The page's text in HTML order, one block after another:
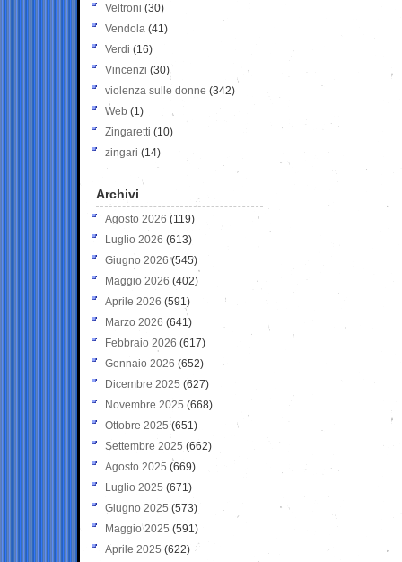
Veltroni (30)
Vendola (41)
Verdi (16)
Vincenzi (30)
violenza sulle donne (342)
Web (1)
Zingaretti (10)
zingari (14)
Archivi
Agosto 2026 (119)
Luglio 2026 (613)
Giugno 2026 (545)
Maggio 2026 (402)
Aprile 2026 (591)
Marzo 2026 (641)
Febbraio 2026 (617)
Gennaio 2026 (652)
Dicembre 2025 (627)
Novembre 2025 (668)
Ottobre 2025 (651)
Settembre 2025 (662)
Agosto 2025 (669)
Luglio 2025 (671)
Giugno 2025 (573)
Maggio 2025 (591)
Aprile 2025 (622)